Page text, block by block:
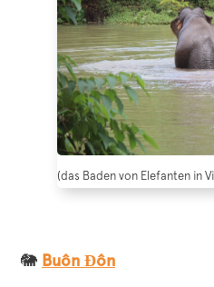
(das Baden von Elefanten in
🐘 Buôn Đôn